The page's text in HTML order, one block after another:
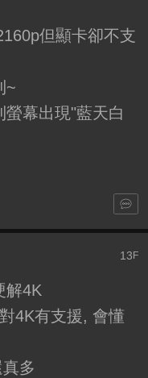
但顯卡卻不支
~
幕出現"藍天白
13F
解4K
4K有支援, 會懂
多